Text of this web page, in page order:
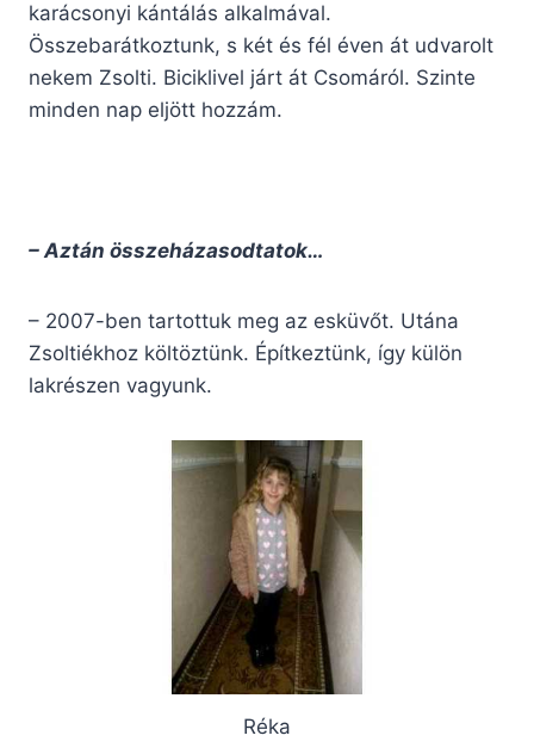
karácsonyi kántálás alkalmával.
Összebarátkoztunk, s két és fél éven át udvarolt
nekem Zsolti. Biciklivel járt át Csomáról. Szinte
minden nap eljött hozzám.
– Aztán összeházasodtatok…
– 2007-ben tartottuk meg az esküvőt. Utána
Zsoltiékhoz költöztünk. Építkeztünk, így külön
lakrészen vagyunk.
Réka